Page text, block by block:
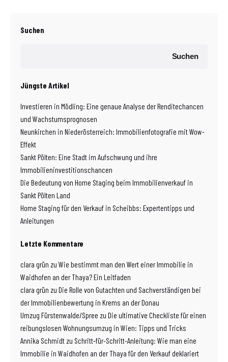
Suchen
Suchen
Jüngste Artikel
Investieren in Mödling: Eine genaue Analyse der Renditechancen
und Wachstumsprognosen
Neunkirchen in Niederösterreich: Immobilienfotografie mit Wow-
Effekt
Sankt Pölten: Eine Stadt im Aufschwung und ihre
Immobilieninvestitionschancen
Die Bedeutung von Home Staging beim Immobilienverkauf in
Sankt Pölten Land
Home Staging für den Verkauf in Scheibbs: Expertentipps und
Anleitungen
Letzte Kommentare
clara grün zu Wie bestimmt man den Wert einer Immobilie in
Waidhofen an der Thaya? Ein Leitfaden
clara grün zu Die Rolle von Gutachten und Sachverständigen bei
der Immobilienbewertung in Krems an der Donau
Umzug Fürstenwalde/Spree zu Die ultimative Checkliste für einen
reibungslosen Wohnungsumzug in Wien: Tipps und Tricks
Annika Schmidt zu Schritt-für-Schritt-Anleitung: Wie man eine
Immobilie in Waidhofen an der Thaya für den Verkauf deklariert